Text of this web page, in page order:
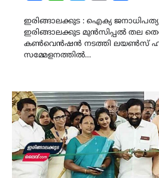
ഇരിങ്ങാലക്കുട : ഐക്യ
ഇരിങ്ങാലക്കുട മുൻസിപ്പൽ തല
കൺവെൻഷൻ നടത്തി ലയൺസ്
സമ്മേളനത്തിൽ…